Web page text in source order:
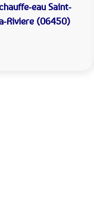
eau Saint-
Riviere (06450)